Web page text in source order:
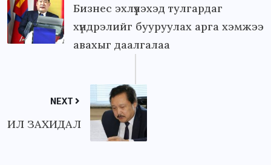
Бизнес эхлүүлэхэд тулгардаг
хүндрэлийг бууруулах арга хэмжээ
авахыг даалгалаа
NEXT
ИЛ ЗАХИДАЛ